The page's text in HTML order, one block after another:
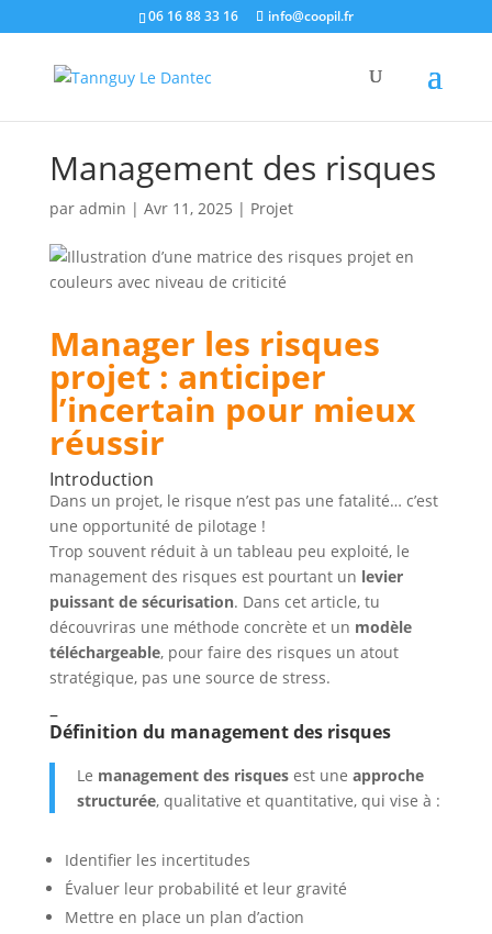
06 16 88 33 16 info@coopil.fr
Management des risques
par admin | Avr 11, 2025 | Projet
Manager les risques
projet : anticiper
l’incertain pour mieux
réussir
Introduction
Dans un projet, le risque n’est pas une fatalité… c’est
une opportunité de pilotage !
Trop souvent réduit à un tableau peu exploité, le
management des risques est pourtant un levier
puissant de sécurisation. Dans cet article, tu
découvriras une méthode concrète et un modèle
téléchargeable, pour faire des risques un atout
stratégique, pas une source de stress.
–
Définition du management des risques
Le management des risquesest une approche
structurée, qualitative et quantitative, qui vise à :
Identifier les incertitudes
Évaluer leur probabilité et leur gravité
Mettre en place un plan d’action